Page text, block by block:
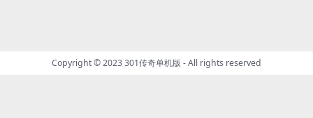
Copyright © 2023301传奇单机版 - All rights reserved